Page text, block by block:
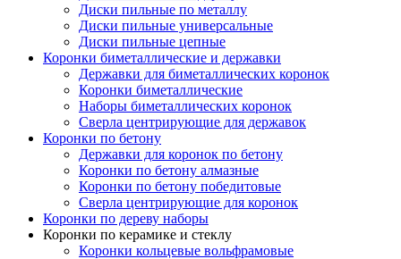
Диски пильные по металлу
Диски пильные универсальные
Диски пильные цепные
Коронки биметаллические и державки
Державки для биметаллических коронок
Коронки биметаллические
Наборы биметаллических коронок
Сверла центрирующие для державок
Коронки по бетону
Державки для коронок по бетону
Коронки по бетону алмазные
Коронки по бетону победитовые
Сверла центрирующие для коронок
Коронки по дереву наборы
Коронки по керамике и стеклу
Коронки кольцевые вольфрамовые